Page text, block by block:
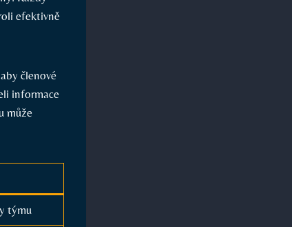
efektivně
členové⁣
informace
může
týmu